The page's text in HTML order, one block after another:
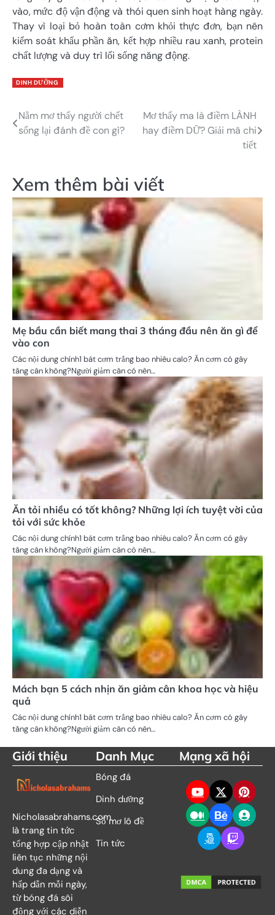
vào, mức độ vận động và thói quen sinh hoạt hàng ngày.
Thay vì loại bỏ hoàn toàn cơm khỏi thực đơn, bạn nên
kiểm soát khẩu phần ăn, kết hợp nhiều rau xanh, protein
chất lượng và duy trì lối sống năng động.
DINH DƯỠNG
Điều
hướng
viết
Nằm mơ thấy người chết
sống lại đánh đề con gì?
Mơ thấy ma là điềm LÀNH
hay điềm DỮ? Giải mã chi
tiết
Xem thêm bài viết
Mẹ bầu cần biết mang thai 3 tháng đầu nên ăn gì để
vào con
Các nội dung chính1 bát cơm trắng bao nhiêu calo? Ăn cơm có gây
tăng cân không?Người giảm cân có nên…
Ăn tỏi nhiều có tốt không? Những lợi ích tuyệt vời của
tỏi với sức khỏe
Các nội dung chính1 bát cơm trắng bao nhiêu calo? Ăn cơm có gây
tăng cân không?Người giảm cân có nên…
Mách bạn 5 cách nhịn ăn giảm cân khoa học và hiệu
quả
Các nội dung chính1 bát cơm trắng bao nhiêu calo? Ăn cơm có gây
tăng cân không?Người giảm cân có nên…
Giới thiệu
Nicholasabrahams.com
là trang tin tức
tổng hợp cập nhật
liên tục những nội
dung đa dạng và
hấp dẫn mỗi ngày,
từ bóng đá sôi
động với các diễn
Danh Mục
Bóng đá
Dinh dưỡng
Sổ mơ lô đề
Tin tức
Mạng xã hội